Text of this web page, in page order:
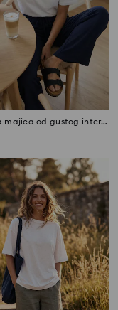
Pamučna majica od gustog interlock pletiva